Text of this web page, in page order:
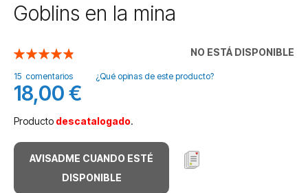
Saltar
al
de
la
galería
de
imágenes
Goblins en la mina
NO ESTÁ DISPONIBLE
Valoración:
15 comentarios ¿Qué opinas de este producto?
18,00 €
Producto descatalogado.
AVISADME CUANDO ESTÉ
DISPONIBLE